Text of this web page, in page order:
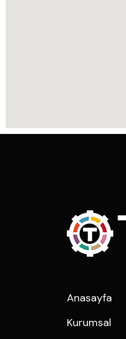
Anasayfa
Kurumsal